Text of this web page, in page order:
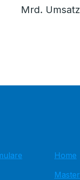
Mrd. Umsatz
Home
Master